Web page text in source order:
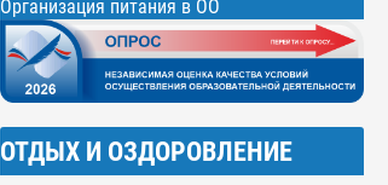
Организация питания в ОО
ОТДЫХ И ОЗДОРОВЛЕНИЕ